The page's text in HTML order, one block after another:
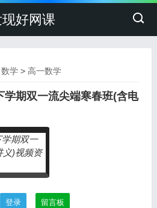
好网课
数学> 高一数学
学期双一流尖端寒春班(含电
登录 留言板